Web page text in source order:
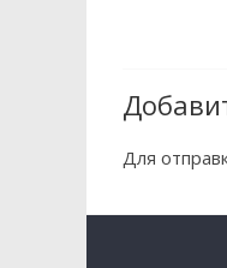
Для